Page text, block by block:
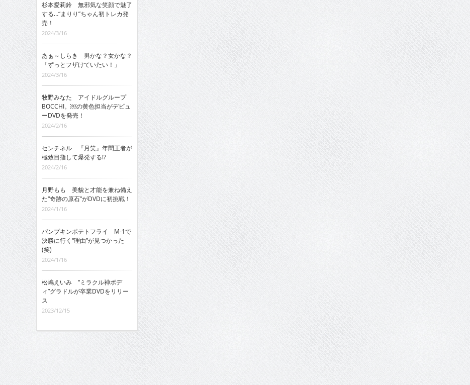
杉本愛莉鈴 無邪気な笑顔で魅了
する…“まりり”ちゃん初トレカ発
売！
2024/3/16
あぁ～しらき 男かな？女かな？
「ずっとフザけていたい！」
2024/3/16
牧野みなた アイドルグループ
BOCCHI。￼の黄色担当がデビュ
ーDVDを発売！
2024/2/16
センチネル 『月笑』年間王者が
極致目指して爆発する!?
2024/2/16
月野もも 美貌と才能を兼ね備え
た“奇跡の原石”がDVDに初挑戦！
2024/1/16
パンプキンポテトフライ M-1で
決勝に行く“理由”が見つかった
(笑)
2024/1/16
松嶋えいみ “ミラクル神ボデ
ィ”グラドルが卒業DVDをリリー
ス
2023/12/15